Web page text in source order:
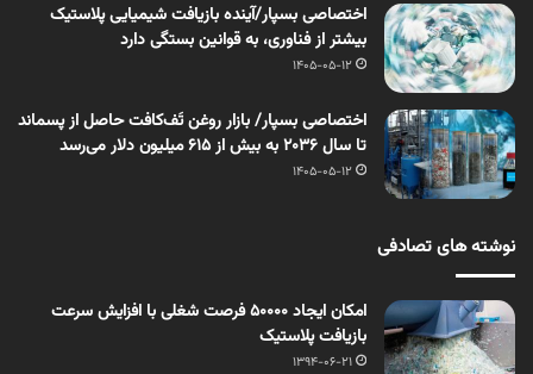
اختصاصی بسپار/آینده بازیافت شیمیایی پلاستیک
بیشتر از فناوری، به قوانین بستگی دارد
1405-05-12
اختصاصی بسپار/ بازار روغن تَف‌کافت حاصل از پسماند
تا سال ۲۰۳۶ به بیش از ۶۱۵ میلیون دلار می‌رسد
1405-05-12
نوشته های تصادفی
امکان ایجاد 50000 فرصت شغلی با افزایش سرعت
بازیافت پلاستیک
1394-06-21